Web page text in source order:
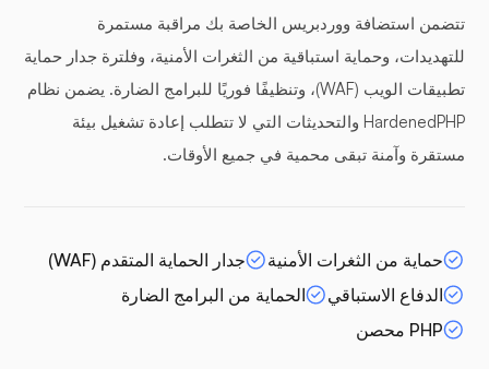
تتضمن استضافة ووردبريس الخاصة بك مراقبة مستمرة
للتهديدات، وحماية استباقية من الثغرات الأمنية، وفلترة جدار حماية
تطبيقات الويب (WAF)، وتنظيفًا فوريًا للبرامج الضارة. يضمن نظام
HardenedPHP والتحديثات التي لا تتطلب إعادة تشغيل بيئة
مستقرة وآمنة تبقى محمية في جميع الأوقات.
حماية من الثغرات الأمنية
جدار الحماية المتقدم (WAF)
الدفاع الاستباقي
الحماية من البرامج الضارة
PHP محصن